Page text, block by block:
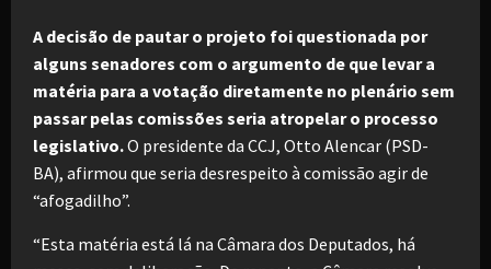
A decisão de pautar o projeto foi questionada por
alguns senadores com o argumento de que levar a
matéria para a votação diretamente no plenário sem
passar pelas comissões seria atropelar o processo
legislativo.O presidente da CCJ, Otto Alencar (PSD-
BA), afirmou que seria desrespeito à comissão agir de
“afogadilho”.
“Esta matéria está lá na Câmara dos Deputados, há